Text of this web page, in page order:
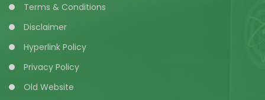
Terms & Conditions
Disclaimer
Hyperlink Policy
Privacy Policy
Old Website